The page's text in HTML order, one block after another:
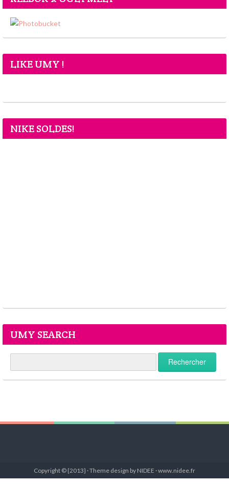
LIKE UMY !
NIKE SOLDES!
UMY SEARCH
Copyright © {2013} · Theme design by NIDEE · www.nidee.fr